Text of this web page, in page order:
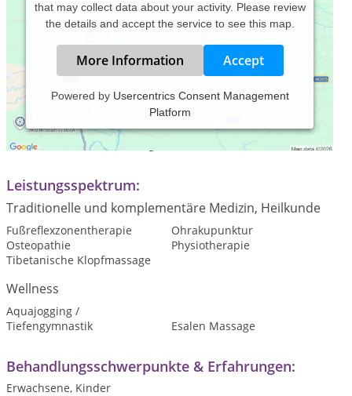
that may collect data about your activity. Please review
the details and accept the service to see this map.
More Information Accept
Powered by Usercentrics Consent Management
Platform
Praxiszeiten:
Termine nach Vereinbarung
Leistungsspektrum:
Traditionelle und komplementäre Medizin, Heilkunde
Fußreflexzonentherapie
Ohrakupunktur
Osteopathie
Physiotherapie
Tibetanische Klopfmassage
Wellness
Aquajogging /
Tiefengymnastik
Esalen Massage
Behandlungsschwerpunkte & Erfahrungen:
Erwachsene, Kinder